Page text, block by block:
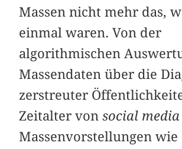
Massen nicht mehr das,
einmal waren. Von der
algorithmischen
Massendaten über die
zerstreuter
Zeitalter vonsocial media
Massen­vor­stellungen wie